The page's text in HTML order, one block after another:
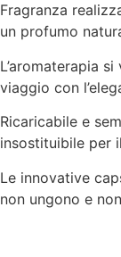
Fragranza
un profumo
L’aromaterapia
viaggio con
Ricaricabile e
insostituibile per
Le innovative
non ungono e